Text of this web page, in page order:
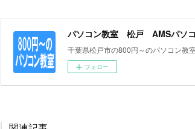
パソコン教室 松戸 AMSパソコ
千葉県松戸市の800円～のパソコン教
フォロー